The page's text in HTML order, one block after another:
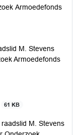
Armoedefonds
M. Stevens
Armoedefonds
61 KB
M. Stevens